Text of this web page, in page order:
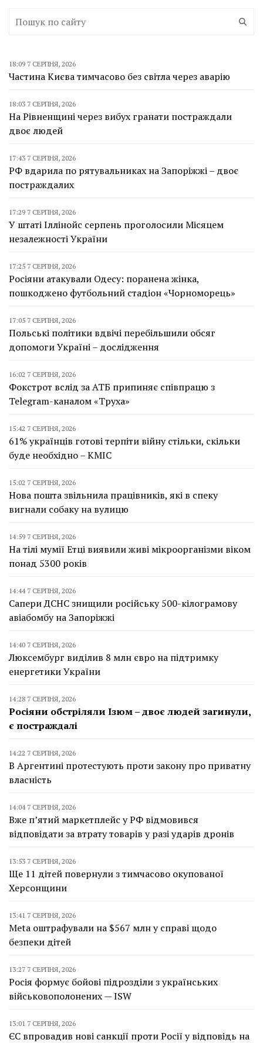
18:09 7 СЕРПНЯ, 2026
Частина Києва тимчасово без світла через аварію
18:03 7 СЕРПНЯ, 2026
На Рівненщині через вибух гранати постраждали
двоє людей
17:43 7 СЕРПНЯ, 2026
РФ вдарила по рятувальниках на Запоріжжі – двоє
постраждалих
17:29 7 СЕРПНЯ, 2026
У штаті Іллінойс серпень проголосили Місяцем
незалежності України
17:25 7 СЕРПНЯ, 2026
Росіяни атакували Одесу: поранена жінка,
пошкоджено футбольний стадіон «Чорноморець»
17:05 7 СЕРПНЯ, 2026
Польські політики вдвічі перебільшили обсяг
допомоги Україні – дослідження
16:02 7 СЕРПНЯ, 2026
Фокстрот вслід за АТБ припиняє співпрацю з
Telegram-каналом «Труха»
15:42 7 СЕРПНЯ, 2026
61% українців готові терпіти війну стільки, скільки
буде необхідно – КМІС
15:02 7 СЕРПНЯ, 2026
Нова пошта звільнила працівників, які в спеку
вигнали собаку на вулицю
14:59 7 СЕРПНЯ, 2026
На тілі мумії Етці виявили живі мікроорганізми віком
понад 5300 років
14:44 7 СЕРПНЯ, 2026
Сапери ДСНС знищили російську 500-кілограмову
авіабомбу на Запоріжжі
14:40 7 СЕРПНЯ, 2026
Люксембург виділив 8 млн євро на підтримку
енергетики України
14:28 7 СЕРПНЯ, 2026
Росіяни обстріляли Ізюм – двоє людей загинули,
є постраждалі
14:22 7 СЕРПНЯ, 2026
В Аргентині протестують проти закону про приватну
власність
14:04 7 СЕРПНЯ, 2026
Вже п’ятий маркетплейс у РФ відмовився
відповідати за втрату товарів у разі ударів дронів
13:53 7 СЕРПНЯ, 2026
Ще 11 дітей повернули з тимчасово окупованої
Херсонщини
13:41 7 СЕРПНЯ, 2026
Meta оштрафували на $567 млн у справі щодо
безпеки дітей
13:27 7 СЕРПНЯ, 2026
Росія формує бойові підрозділи з українських
військовополонених — ISW
13:01 7 СЕРПНЯ, 2026
ЄС впровадив нові санкції проти Росії у відповідь на